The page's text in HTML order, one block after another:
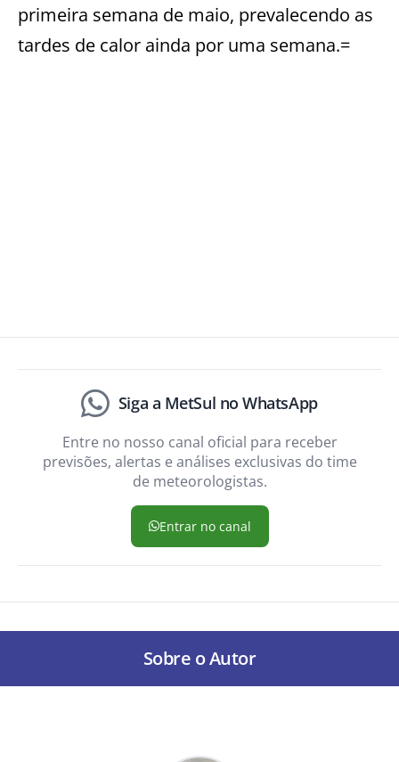
primeira semana de maio, prevalecendo as
tardes de calor ainda por uma semana.=
Siga a MetSul no WhatsApp
Entre no nosso canal oficial para receber
previsões, alertas e análises exclusivas do time
de meteorologistas.
Entrar no canal
Sobre o Autor